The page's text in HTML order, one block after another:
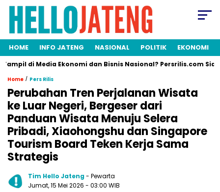
HOME INFO JATENG NASIONAL POLITIK EKONOMI
di Media Ekonomi dan Bisnis Nasional? Persrilis.com Siap
Home / Pers Rilis
Perubahan Tren Perjalanan Wisata
ke Luar Negeri, Bergeser dari
Panduan Wisata Menuju Selera
Pribadi, Xiaohongshu dan Singapore
Tourism Board Teken Kerja Sama
Strategis
Tim Hello Jateng- Pewarta
Jumat, 15 Mei 2026 - 03:00 WIB